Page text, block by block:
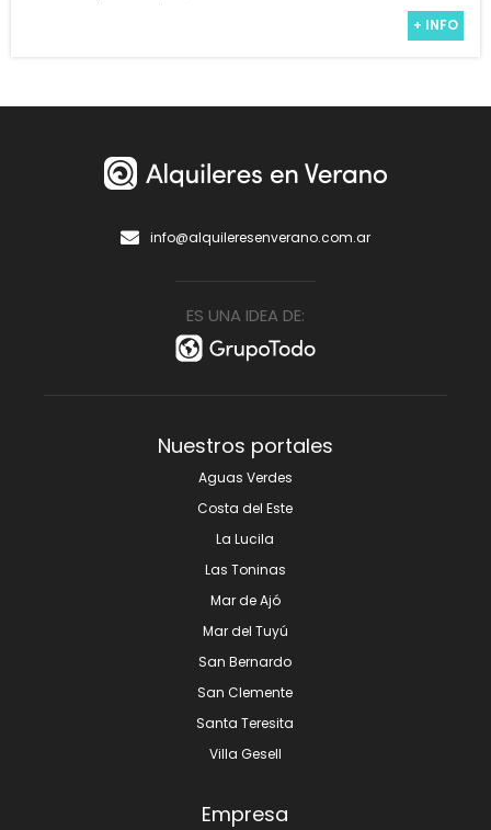
+ INFO
info@alquileresenverano.com.ar
ES UNA IDEA DE:
Nuestros portales
Aguas Verdes
Costa del Este
La Lucila
Las Toninas
Mar de Ajó
Mar del Tuyú
San Bernardo
San Clemente
Santa Teresita
Villa Gesell
Empresa